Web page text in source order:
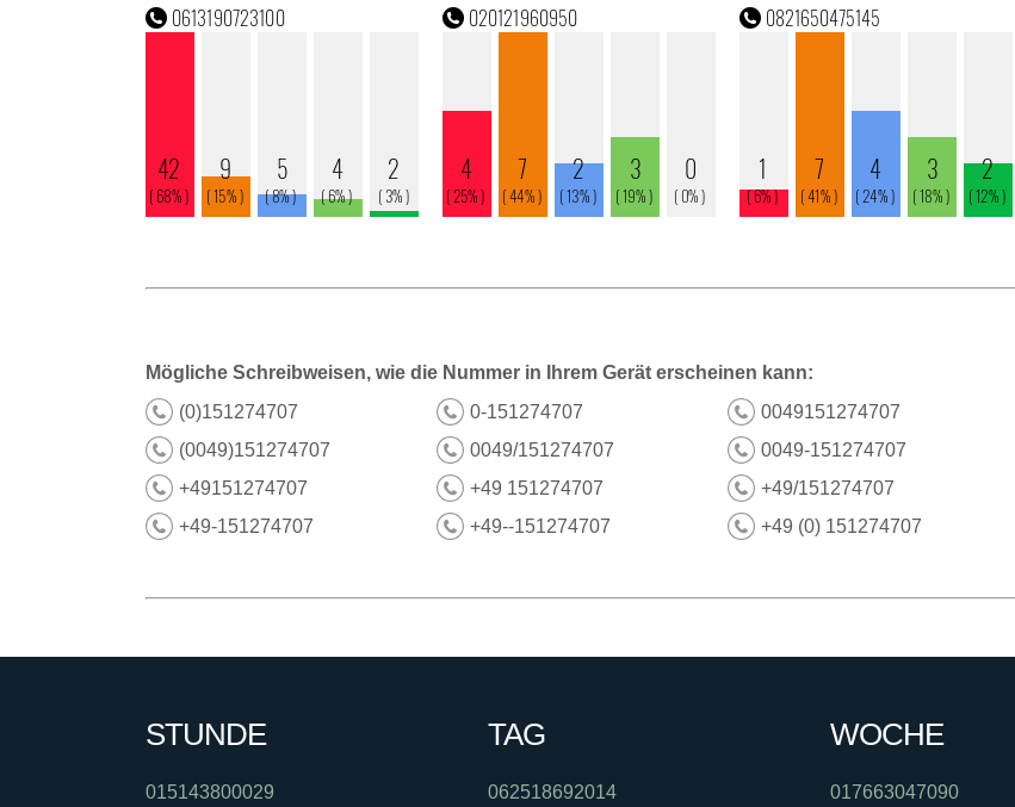
Mögliche Schreibweisen, wie die Nummer in Ihrem Gerät erscheinen kann:
(0)151274707
0-151274707
0049151274707
(0049)151274707
0049/151274707
0049-151274707
+49151274707
+49 151274707
+49/151274707
+49-151274707
+49--151274707 +49 (0) 151274707
STUNDE
015143800029
TAG
062518692014
WOCHE
017663047090